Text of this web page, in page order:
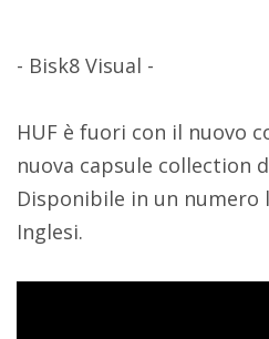
- Bisk8 Visual -
HUF è fuori con il nuovo
nuova capsule collection
Disponibile in un
Inglesi.